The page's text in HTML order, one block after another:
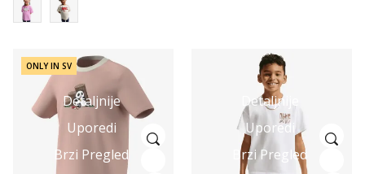
Detaljnije
Uporedi
Brzi Pregled
ONLY IN SV
Detaljnije
Uporedi
Brzi Pregled